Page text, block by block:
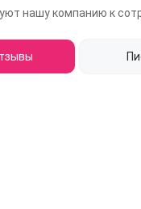
нашу компанию к